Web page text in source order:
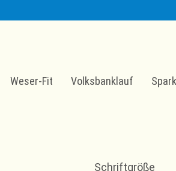
Weser-Fit Volksbanklauf
Schriftgröße